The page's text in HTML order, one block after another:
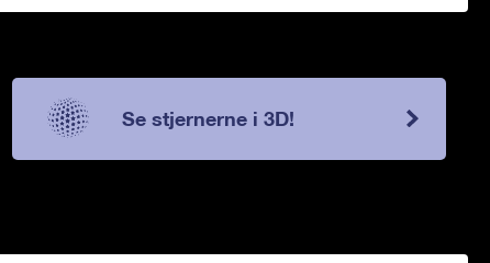
Se stjernerne i 3D!